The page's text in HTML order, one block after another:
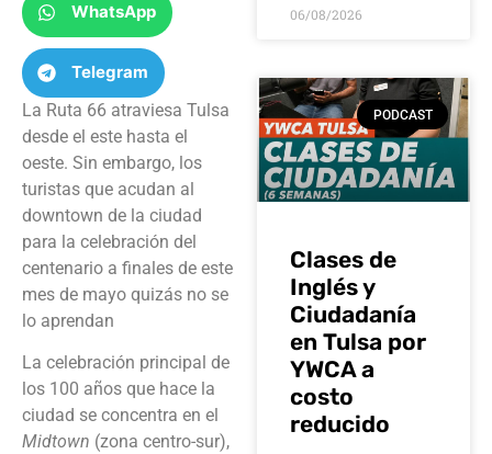
WhatsApp
Telegram
La Ruta 66 atraviesa Tulsa
desde el este hasta el
oeste. Sin embargo, los
turistas que acudan al
downtown de la ciudad
para la celebración del
centenario a finales de este
mes de mayo quizás no se
lo aprendan
La celebración principal de
los 100 años que hace la
ciudad se concentra en el
Midtown (zona centro-sur),
06/08/2026
PODCAST
Clases de
Inglés y
Ciudadanía
en Tulsa por
YWCA a
costo
reducido